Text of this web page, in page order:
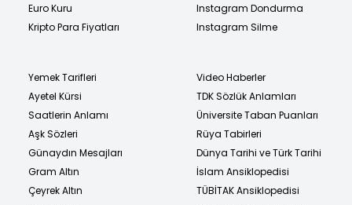
Euro Kuru
Kripto Para Fiyatları
Instagram Dondurma
Instagram Silme
Yemek Tarifleri
Ayetel Kürsi
Saatlerin Anlamı
Aşk Sözleri
Günaydın Mesajları
Gram Altın
Çeyrek Altın
Video Haberler
TDK Sözlük Anlamları
Üniversite Taban Puanları
Rüya Tabirleri
Dünya Tarihi ve Türk Tarihi
İslam Ansiklopedisi
TÜBİTAK Ansiklopedisi